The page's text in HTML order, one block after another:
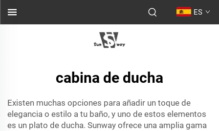
ES
cabina de ducha
Existen muchas opciones para añadir un toque de
elegancia o estilo a tu baño, y uno de estos elementos
es un plato de ducha. Sunway ofrece una amplia gama